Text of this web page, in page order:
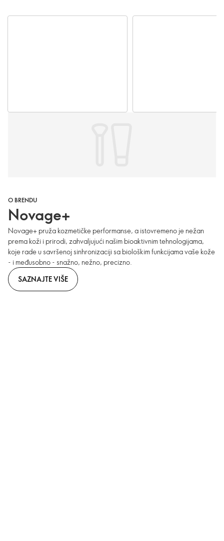
O BRENDU
Novage+
Novage+ pruža kozmetičke performanse, a istovremeno je nežan
prema koži i prirodi, zahvaljujući našim bioaktivnim tehnologijama,
koje rade u savršenoj sinhronizaciji sa biološkim funkcijama vaše kože
- i međusobno - snažno, nežno, precizno.
SAZNAJTE VIŠE